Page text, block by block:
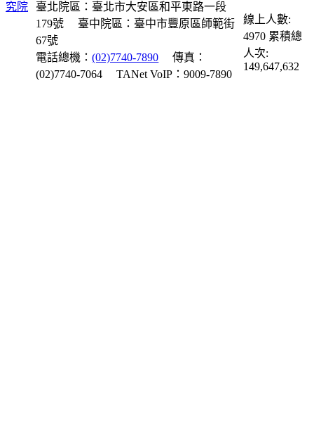
臺北院區：臺北市大安區和平東路一段
179號
臺中院區：臺中市豐原區師範街
67號
電話總機：(02)7740-7890
傳真：
(02)7740-7064
TANet VoIP：9009-7890
線上人數:
4970 累積總
人次:
149,647,632